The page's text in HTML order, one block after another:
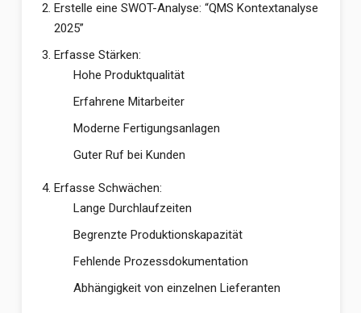
Erstelle eine SWOT-Analyse: “QMS Kontextanalyse
2025”
Erfasse Stärken:
Hohe Produktqualität
Erfahrene Mitarbeiter
Moderne Fertigungsanlagen
Guter Ruf bei Kunden
Erfasse Schwächen:
Lange Durchlaufzeiten
Begrenzte Produktionskapazität
Fehlende Prozessdokumentation
Abhängigkeit von einzelnen Lieferanten